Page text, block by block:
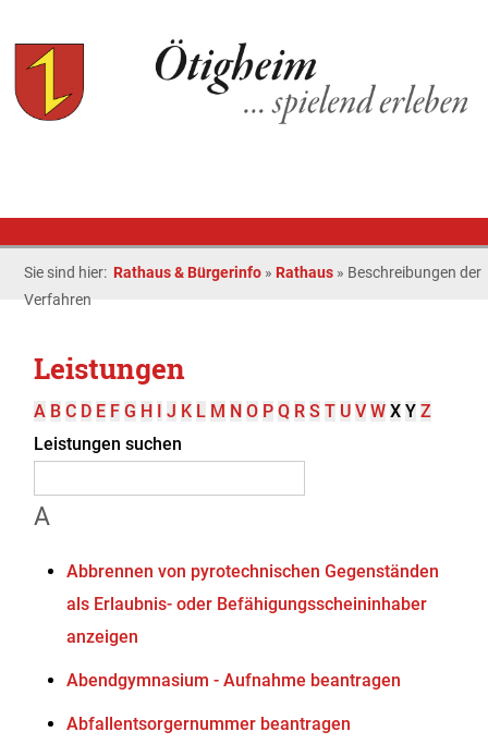
Sie sind hier: Rathaus & Bürgerinfo » Rathaus » Beschreibungen der
Verfahren
Leistungen
A B C D E F G H I J K L M N O P Q R S T U V W X Y Z
Leistungen suchen
A
Abbrennen von pyrotechnischen Gegenständen
als Erlaubnis- oder Befähigungsscheininhaber
anzeigen
Abendgymnasium - Aufnahme beantragen
Abfallentsorgernummer beantragen